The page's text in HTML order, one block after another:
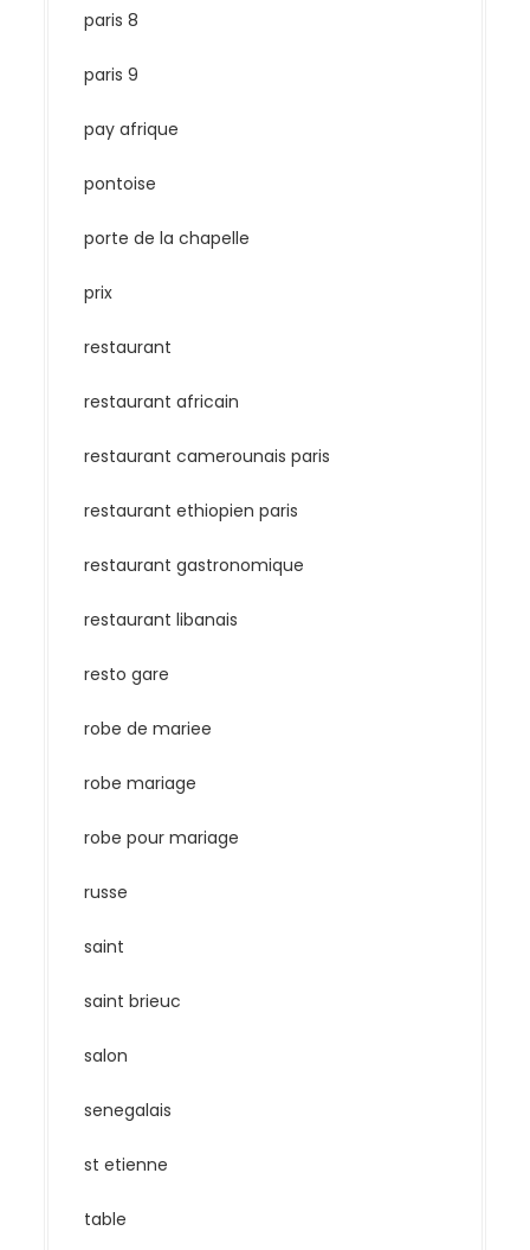
paris 8
paris 9
pay afrique
pontoise
porte de la chapelle
prix
restaurant
restaurant africain
restaurant camerounais paris
restaurant ethiopien paris
restaurant gastronomique
restaurant libanais
resto gare
robe de mariee
robe mariage
robe pour mariage
russe
saint
saint brieuc
salon
senegalais
st etienne
table